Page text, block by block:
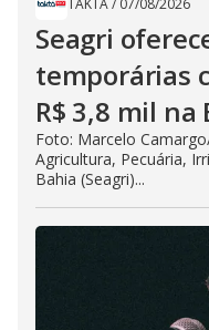
TAKTÁ/ 07/08/2026
Seagri
temporárias
R$ 3,8 mil na
Foto: Marcelo
Agricultura, Pecuária,
Bahia (Seagri)...